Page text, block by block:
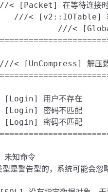
[Packet] 在等待连接
///< [v2::IOTable] 非
///<
< [UnCompress] 解压数
用户不存在
密码不匹配
密码不匹配
知命令
是警告型的，系统可能会忽